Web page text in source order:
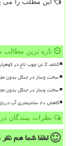
این مطلب را می
تازه ترین مطالب
کشف 2 تن چوب تاغ در کوهپایه اصفهان طی 24 ساعت اخیر 8 نفر دستگیر شدند
ساخت وساز در جنگل بدون
ساخت وساز در جنگل بدون
کاهش ۲۰ سانتیمتری آب دریای خزر در سال
نظرات بینندگان
لطفا شما هم